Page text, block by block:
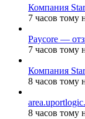
Компания
7 часов тому
Paycore —
7 часов тому
Компания
8 часов тому
8 часов тому